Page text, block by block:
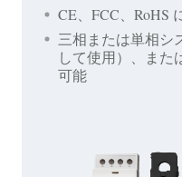
CE、FCC、RoHS
三相または単相シ
して使用）、また
可能